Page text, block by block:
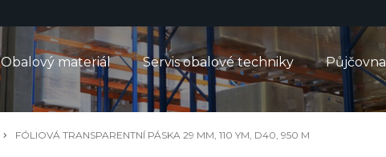
Obalový materiál Servis obalové techniky Půjčovna
FÓLIOVÁ TRANSPARENTNÍ PÁSKA 29 MM, 110 YM, D40, 950 M